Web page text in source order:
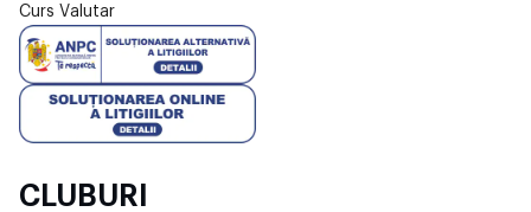
Curs Valutar
CLUBURI